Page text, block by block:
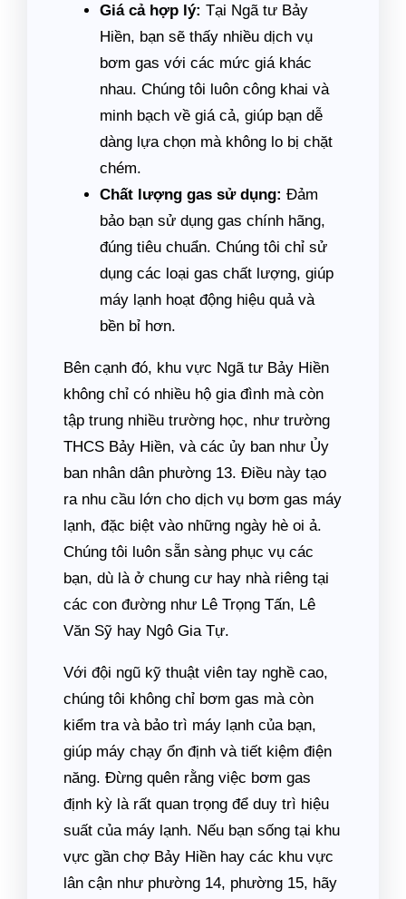
Giá cả hợp lý: Tại Ngã tư Bảy
Hiền, bạn sẽ thấy nhiều dịch vụ
bơm gas với các mức giá khác
nhau. Chúng tôi luôn công khai và
minh bạch về giá cả, giúp bạn dễ
dàng lựa chọn mà không lo bị chặt
chém.
Chất lượng gas sử dụng: Đảm
bảo bạn sử dụng gas chính hãng,
đúng tiêu chuẩn. Chúng tôi chỉ sử
dụng các loại gas chất lượng, giúp
máy lạnh hoạt động hiệu quả và
bền bỉ hơn.
Bên cạnh đó, khu vực Ngã tư Bảy Hiền
không chỉ có nhiều hộ gia đình mà còn
tập trung nhiều trường học, như trường
THCS Bảy Hiền, và các ủy ban như Ủy
ban nhân dân phường 13. Điều này tạo
ra nhu cầu lớn cho dịch vụ bơm gas máy
lạnh, đặc biệt vào những ngày hè oi ả.
Chúng tôi luôn sẵn sàng phục vụ các
bạn, dù là ở chung cư hay nhà riêng tại
các con đường như Lê Trọng Tấn, Lê
Văn Sỹ hay Ngô Gia Tự.
Với đội ngũ kỹ thuật viên tay nghề cao,
chúng tôi không chỉ bơm gas mà còn
kiểm tra và bảo trì máy lạnh của bạn,
giúp máy chạy ổn định và tiết kiệm điện
năng. Đừng quên rằng việc bơm gas
định kỳ là rất quan trọng để duy trì hiệu
suất của máy lạnh. Nếu bạn sống tại khu
vực gần chợ Bảy Hiền hay các khu vực
lân cận như phường 14, phường 15, hãy